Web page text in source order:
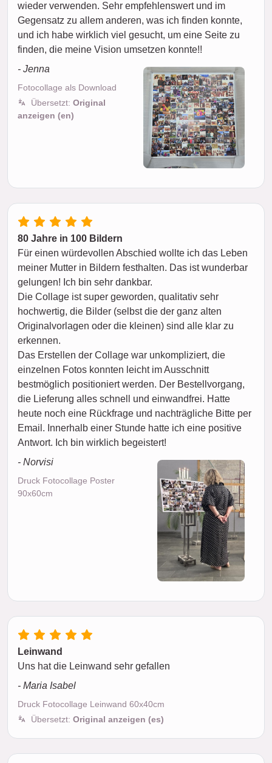
wieder verwenden. Sehr empfehlenswert und im
Gegensatz zu allem anderen, was ich finden konnte,
und ich habe wirklich viel gesucht, um eine Seite zu
finden, die meine Vision umsetzen konnte!!
- Jenna
Fotocollage als Download
Übersetzt: Original
anzeigen (en)
80 Jahre in 100 Bildern
Für einen würdevollen Abschied wollte ich das Leben
meiner Mutter in Bildern festhalten. Das ist wunderbar
gelungen! Ich bin sehr dankbar.
Die Collage ist super geworden, qualitativ sehr
hochwertig, die Bilder (selbst die der ganz alten
Originalvorlagen oder die kleinen) sind alle klar zu
erkennen.
Das Erstellen der Collage war unkompliziert, die
einzelnen Fotos konnten leicht im Ausschnitt
bestmöglich positioniert werden. Der Bestellvorgang,
die Lieferung alles schnell und einwandfrei. Hatte
heute noch eine Rückfrage und nachträgliche Bitte per
Email. Innerhalb einer Stunde hatte ich eine positive
Antwort. Ich bin wirklich begeistert!
- Norvisi
Druck Fotocollage Poster
90x60cm
Leinwand
Uns hat die Leinwand sehr gefallen
- Maria Isabel
Druck Fotocollage Leinwand 60x40cm
Übersetzt: Original anzeigen (es)